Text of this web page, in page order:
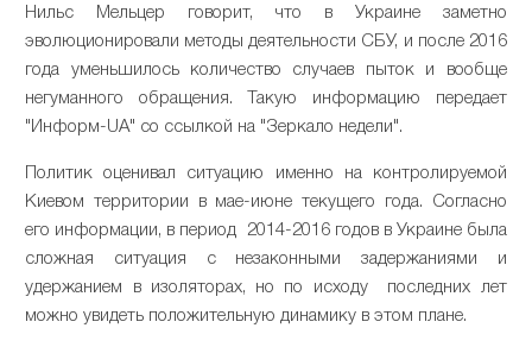
Нильс Мельцер говорит, что в Украине заметно
эволюционировали методы деятельности СБУ, и после 2016
года уменьшилось количество случаев пыток и вообще
негуманного обращения. Такую информацию передает
"Информ-UA" со ссылкой на "Зеркало недели".
Политик оценивал ситуацию именно на контролируемой
Киевом территории в мае-июне текущего года. Согласно
его информации, в период 2014-2016 годов в Украине была
сложная ситуация с незаконными задержаниями и
удержанием в изоляторах, но по исходу последних лет
можно увидеть положительную динамику в этом плане.